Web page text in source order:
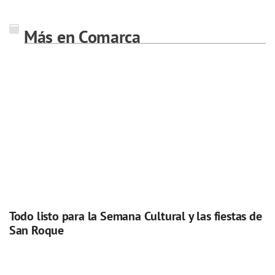
Más en Comarca
Todo listo para la Semana Cultural y las fiestas de
San Roque